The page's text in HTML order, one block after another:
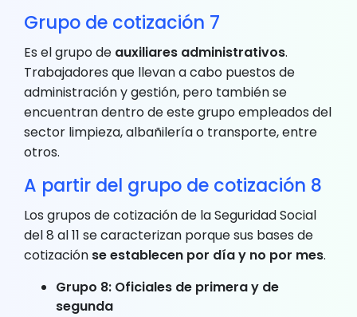
Grupo de cotización 7
Es el grupo de auxiliares administrativos.
Trabajadores que llevan a cabo puestos de
administración y gestión, pero también se
encuentran dentro de este grupo empleados del
sector limpieza, albañilería o transporte, entre
otros.
A partir del grupo de cotización 8
Los grupos de cotización de la Seguridad Social
del 8 al 11 se caracterizan porque sus bases de
cotización se establecen por día y no por mes.
Grupo 8: Oficiales de primera y de
segunda